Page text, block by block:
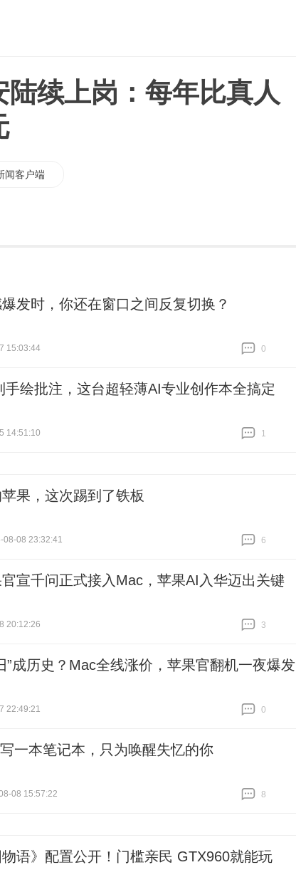
续上岗：每年比真人
闻客户端
发时，你还在窗口之间反复切换？
15:03:44
0
手绘批注，这台超轻薄AI专业创作本全搞定
14:51:10
1
果，这次踢到了铁板
08-08 23:32:41
6
宣千问正式接入Mac，苹果AI入华迈出关键
20:12:26
3
”成历史？Mac全线涨价，苹果官翻机一夜爆发
22:49:21
0
一本笔记本，只为唤醒失忆的你
08 15:57:22
8
物语》配置公开！门槛亲民 GTX960就能玩